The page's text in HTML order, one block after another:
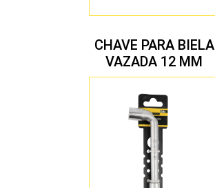
CHAVE PARA BIELA
VAZADA 12 MM